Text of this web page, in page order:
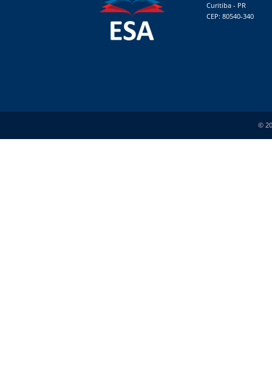
Curitiba - PR
CEP: 80540-340
©